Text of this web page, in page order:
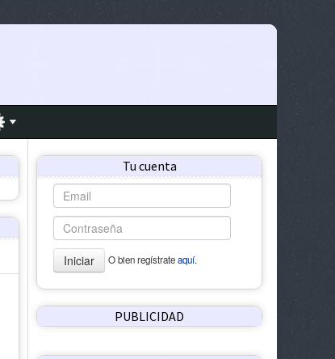
Tu cuenta
Iniciar O bien regístrateaquí.
PUBLICIDAD